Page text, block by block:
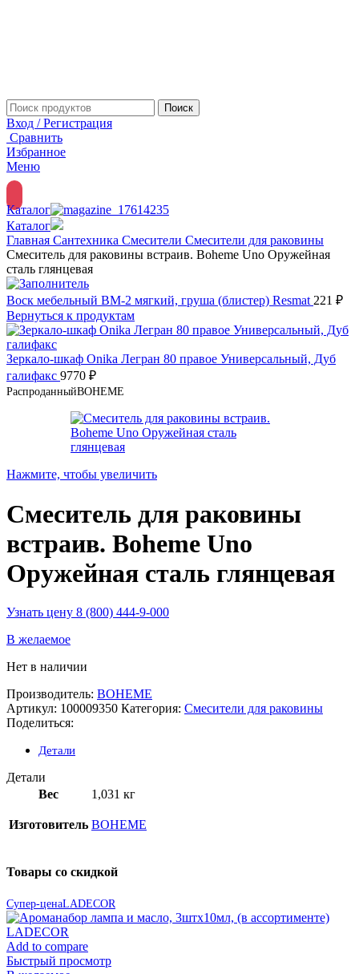
Поиск
Вход / Регистрация
Сравнить
Избранное
Меню
Каталог
Каталог
Главная Сантехника Смесители Смесители для раковины
Смеситель для раковины встраив. Boheme Uno Оружейная
сталь глянцевая
Воск мебельный ВМ-2 мягкий, груша (блистер) Resmat221 ₽
Вернуться к продуктам
Зеркало-шкаф Onika Легран 80 правое Универсальный, Дуб
галифакс 9770 ₽
РаспроданныйBOHEME
Нажмите, чтобы увеличить
Смеситель для раковины
встраив. Boheme Uno
Оружейная сталь глянцевая
Узнать цену 8 (800) 444-9-000
В желаемое
Нет в наличии
Производитель: BOHEME
Артикул: 100009350 Категория: Смесители для раковины
Поделиться:
Детали
Детали
Вес
1,031 кг
Изготовитель BOHEME
Товары со скидкой
Супер-ценаLADECOR
Add to compare
Быстрый просмотр